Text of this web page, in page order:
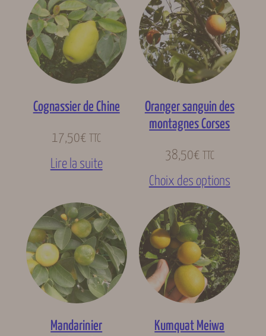
Cognassier de Chine
17,50€ TTC
Lire la suite
Oranger sanguin des
montagnes Corses
38,50€ TTC
Choix des options
Mandarinier
Kumquat Meiwa